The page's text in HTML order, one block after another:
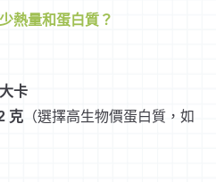
熱量和蛋白質？
卡
克 （選擇高生物價蛋白質，如